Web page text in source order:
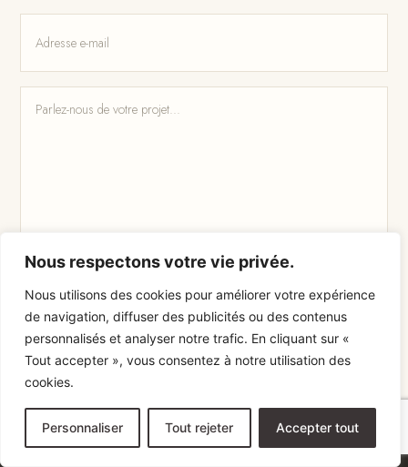
Nous respectons votre vie privée.
Nous utilisons des cookies pour améliorer votre expérience
de navigation, diffuser des publicités ou des contenus
personnalisés et analyser notre trafic. En cliquant sur «
Tout accepter », vous consentez à notre utilisation des
cookies.
Personnaliser Tout rejeter Accepter tout